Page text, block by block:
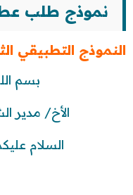
نموذج طلب
النموذج التطبيقي
بسم
الأخ/ مدير
السلام